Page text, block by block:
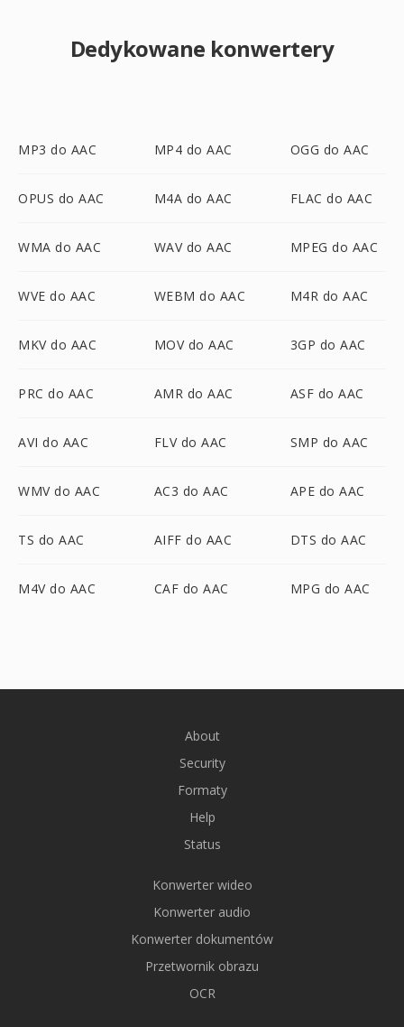
Dedykowane konwertery
MP3 do AAC MP4 do AAC OGG do AAC
OPUS do AAC M4A do AAC FLAC do AAC
WMA do AAC WAV do AAC MPEG do AAC
WVE do AAC WEBM do AAC M4R do AAC
MKV do AAC MOV do AAC 3GP do AAC
PRC do AAC AMR do AAC ASF do AAC
AVI do AAC FLV do AAC SMP do AAC
WMV do AAC AC3 do AAC APE do AAC
TS do AAC AIFF do AAC DTS do AAC
M4V do AAC CAF do AAC MPG do AAC
About
Security
Formaty
Help
Status
Konwerter wideo
Konwerter audio
Konwerter dokumentów
Przetwornik obrazu
OCR